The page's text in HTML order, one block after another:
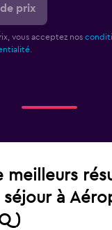
prix
vous acceptez nos
meilleurs
à